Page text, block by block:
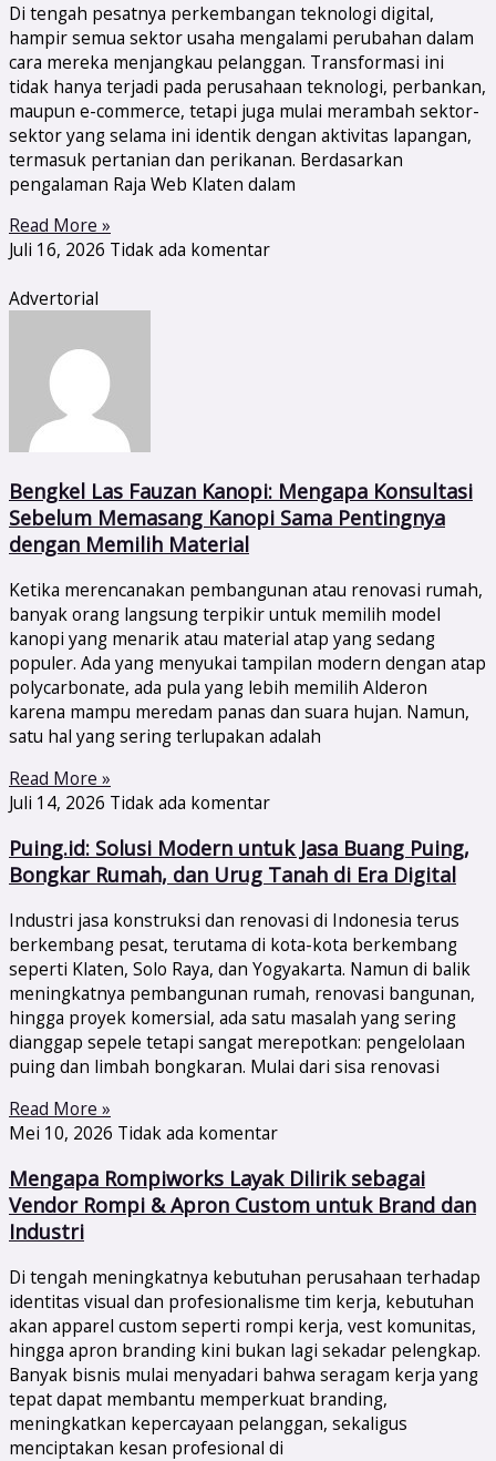
Di tengah pesatnya perkembangan teknologi digital,
hampir semua sektor usaha mengalami perubahan dalam
cara mereka menjangkau pelanggan. Transformasi ini
tidak hanya terjadi pada perusahaan teknologi, perbankan,
maupun e-commerce, tetapi juga mulai merambah sektor-
sektor yang selama ini identik dengan aktivitas lapangan,
termasuk pertanian dan perikanan. Berdasarkan
pengalaman Raja Web Klaten dalam
Read More »
Juli 16, 2026 Tidak ada komentar
Advertorial
Bengkel Las Fauzan Kanopi: Mengapa Konsultasi
Sebelum Memasang Kanopi Sama Pentingnya
dengan Memilih Material
Ketika merencanakan pembangunan atau renovasi rumah,
banyak orang langsung terpikir untuk memilih model
kanopi yang menarik atau material atap yang sedang
populer. Ada yang menyukai tampilan modern dengan atap
polycarbonate, ada pula yang lebih memilih Alderon
karena mampu meredam panas dan suara hujan. Namun,
satu hal yang sering terlupakan adalah
Read More »
Juli 14, 2026 Tidak ada komentar
Puing.id: Solusi Modern untuk Jasa Buang Puing,
Bongkar Rumah, dan Urug Tanah di Era Digital
Industri jasa konstruksi dan renovasi di Indonesia terus
berkembang pesat, terutama di kota-kota berkembang
seperti Klaten, Solo Raya, dan Yogyakarta. Namun di balik
meningkatnya pembangunan rumah, renovasi bangunan,
hingga proyek komersial, ada satu masalah yang sering
dianggap sepele tetapi sangat merepotkan: pengelolaan
puing dan limbah bongkaran. Mulai dari sisa renovasi
Read More »
Mei 10, 2026 Tidak ada komentar
Mengapa Rompiworks Layak Dilirik sebagai
Vendor Rompi & Apron Custom untuk Brand dan
Industri
Di tengah meningkatnya kebutuhan perusahaan terhadap
identitas visual dan profesionalisme tim kerja, kebutuhan
akan apparel custom seperti rompi kerja, vest komunitas,
hingga apron branding kini bukan lagi sekadar pelengkap.
Banyak bisnis mulai menyadari bahwa seragam kerja yang
tepat dapat membantu memperkuat branding,
meningkatkan kepercayaan pelanggan, sekaligus
menciptakan kesan profesional di